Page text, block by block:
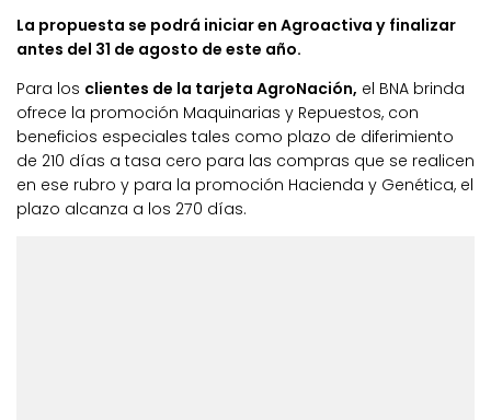
La propuesta se podrá iniciar en Agroactiva y finalizar
antes del 31 de agosto de este año.
Para los clientes de la tarjeta AgroNación, el BNA brinda
ofrece la promoción Maquinarias y Repuestos, con
beneficios especiales tales como plazo de diferimiento
de 210 días a tasa cero para las compras que se realicen
en ese rubro y para la promoción Hacienda y Genética, el
plazo alcanza a los 270 días.